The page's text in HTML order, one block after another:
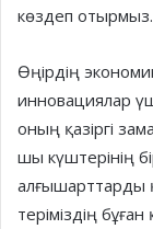
көздеп отырмыз.
Өңірдің
инновациялар
оның қазіргі
шы күштерінің
алғышарттарды
теріміздің